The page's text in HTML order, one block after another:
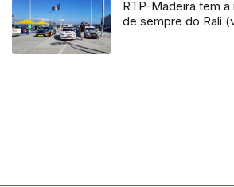
RTP-Madeira tem
de sempre do Rali